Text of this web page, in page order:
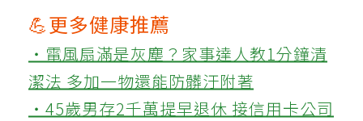
💪更多健康推薦
‧電風扇滿是灰塵？家事達人教1分鐘清
潔法 多加一物還能防髒汙附著
‧45歲男存2千萬提早退休 接信用卡公司